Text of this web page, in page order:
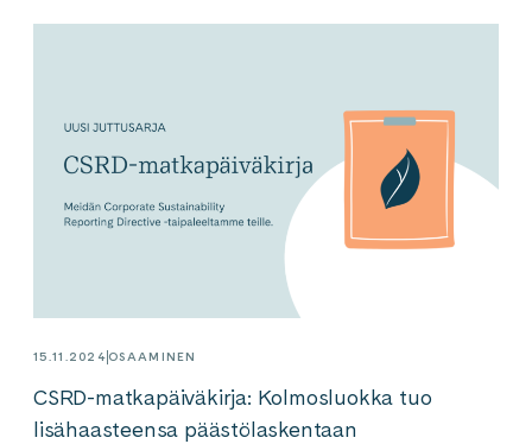
15.11.2024 OSAAMINEN
CSRD-matkapäiväkirja: Kolmosluokka tuo
lisähaasteensa päästölaskentaan